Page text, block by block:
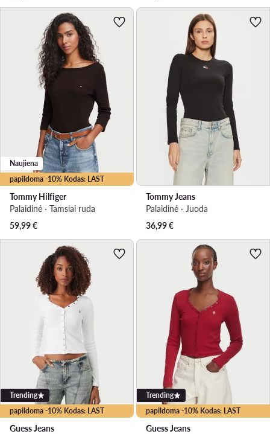
papildoma -10% Kodas: LAST
Naujiena
Tommy Hilfiger
Palaidinė · Tamsiai ruda
59,99€
Tommy Jeans
Palaidinė · Juoda
36,99€
papildoma -10% Kodas: LAST
Trending
Guess Jeans
papildoma -10% Kodas: LAST
Trending
Guess Jeans